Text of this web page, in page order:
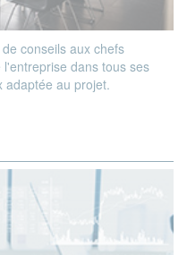
conseils aux chefs
dans tous ses
adaptée au projet.